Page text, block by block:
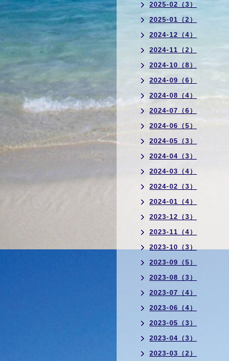
2025-02（3）
2025-01（2）
2024-12（4）
2024-11（2）
2024-10（8）
2024-09（6）
2024-08（4）
2024-07（6）
2024-06（5）
2024-05（3）
2024-04（3）
2024-03（4）
2024-02（3）
2024-01（4）
2023-12（3）
2023-11（4）
2023-10（3）
2023-09（5）
2023-08（3）
2023-07（4）
2023-06（4）
2023-05（3）
2023-04（3）
2023-03（2）